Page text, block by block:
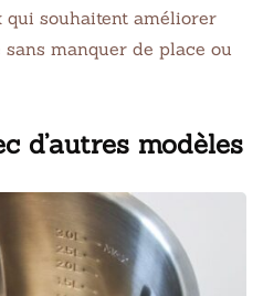
qui souhaitent améliorer
manquer de place ou
d’autres modèles